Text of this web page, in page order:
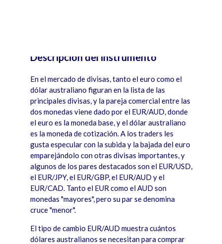
JS chart by amCharts
Descripción del instrumento
En el mercado de divisas, tanto el euro como el
dólar australiano figuran en la lista de las
principales divisas, y la pareja comercial entre las
dos monedas viene dado por el EUR/AUD, donde
el euro es la moneda base, y el dólar australiano
es la moneda de cotización. A los traders les
gusta especular con la subida y la bajada del euro
emparejándolo con otras divisas importantes, y
algunos de los pares destacados son el EUR/USD,
el EUR/JPY, el EUR/GBP, el EUR/AUD y el
EUR/CAD. Tanto el EUR como el AUD son
monedas "mayores", pero su par se denomina
cruce "menor".
El tipo de cambio EUR/AUD muestra cuántos
dólares australianos se necesitan para comprar